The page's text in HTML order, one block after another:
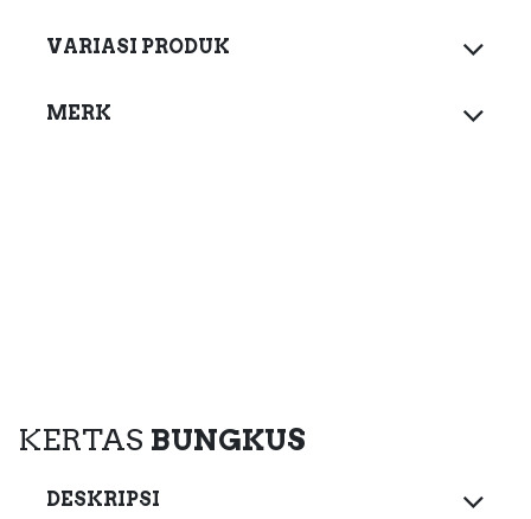
VARIASI PRODUK
MERK
KERTAS BUNGKUS
DESKRIPSI